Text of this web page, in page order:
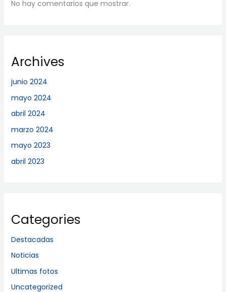
No hay comentarios que mostrar.
Archives
junio 2024
mayo 2024
abril 2024
marzo 2024
mayo 2023
abril 2023
Categories
Destacadas
Noticias
Ultimas fotos
Uncategorized